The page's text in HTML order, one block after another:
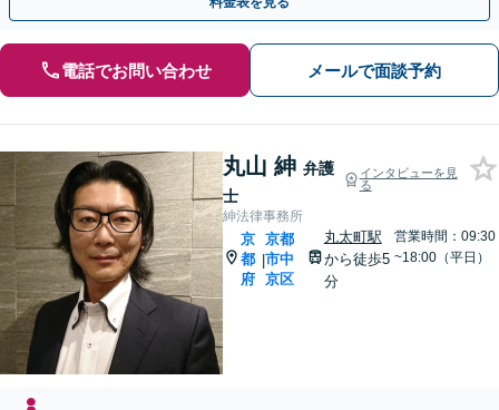
電話でお問い合わせ メールで面談予約
丸山 紳 弁護
士
インタビューを見
る
紳法律事務所
京
都
府
|
京都
市中
京区
丸太町駅
から徒歩5
分
営業時間：09:30
~18:00（平日）